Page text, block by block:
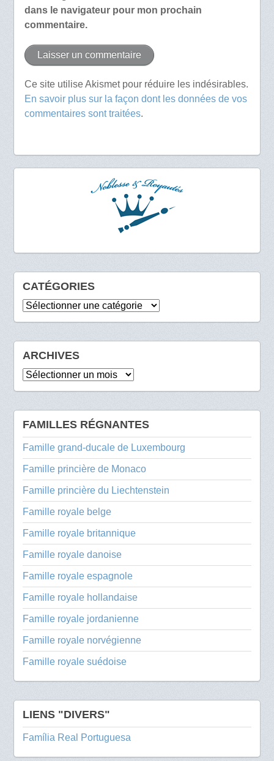
dans le navigateur pour mon prochain
commentaire.
Ce site utilise Akismet pour réduire les indésirables.
En savoir plus sur la façon dont les données de vos
commentaires sont traitées.
CATÉGORIES
Catégories
ARCHIVES
Archives
FAMILLES RÉGNANTES
Famille grand-ducale de Luxembourg
Famille princière de Monaco
Famille princière du Liechtenstein
Famille royale belge
Famille royale britannique
Famille royale danoise
Famille royale espagnole
Famille royale hollandaise
Famille royale jordanienne
Famille royale norvégienne
Famille royale suédoise
LIENS "DIVERS"
Família Real Portuguesa